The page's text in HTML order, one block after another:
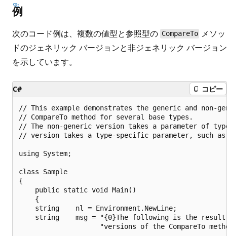
例
次のコード例は、複数の値型と参照型の CompareTo メソッ
ドのジェネリック バージョンと非ジェネリック バージョン
を示しています。
C# コピー
// This example demonstrates the generic and non-
// CompareTo method for several base types.
// The non-generic version takes a parameter of
// version takes a type-specific parameter, such
using System;
class Sample
{
    public static void Main()
    {
    string    nl = Environment.NewLine;
string    msg = "{0}The following is the
"versions of the CompareTo